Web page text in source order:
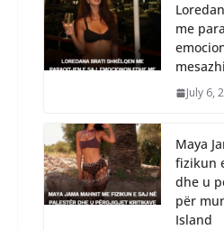
me
July 6,
Maya
fizikun
dhe u
për
Island